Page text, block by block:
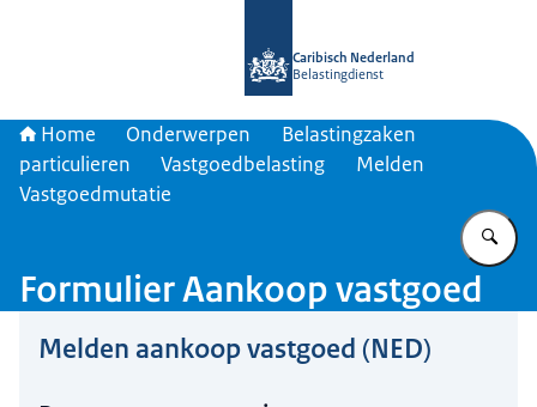
Caribisch Nederland
Belastingdienst
Home Onderwerpen
Belastingzaken
particulieren
Vastgoedbelasting
Melden
Vastgoedmutatie
Formulier Aankoop vastgoed
Melden aankoop vastgoed (NED)
Hier niets invullen a.u.b.